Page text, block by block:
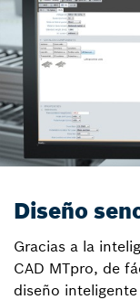
Diseño
Gracias a la
CAD MTpro, de
diseño